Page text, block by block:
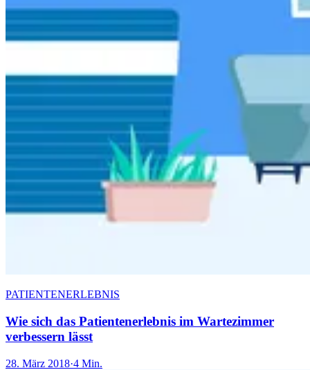
PATIENTENERLEBNIS
Wie sich das Patientenerlebnis im Wartezimmer
verbessern lässt
28. März 2018·4 Min.